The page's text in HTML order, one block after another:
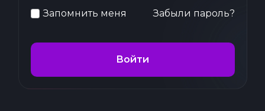
Запомнить меня Забыли пароль?
Войти